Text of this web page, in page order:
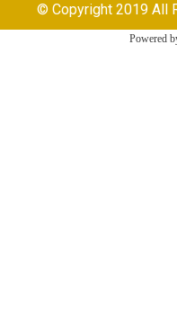
© Copyright 2019 All
Powered